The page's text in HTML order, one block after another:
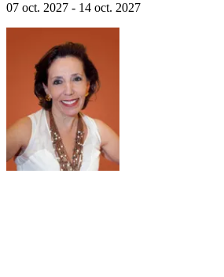
07 oct. 2027 - 14 oct. 2027